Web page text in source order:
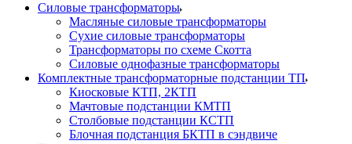
Силовые трансформаторы
Масляные силовые трансформаторы
Сухие силовые трансформаторы
Трансформаторы по схеме Скотта
Силовые однофазные трансформаторы
Комплектные трансформаторные подстанции ТП
Киосковые КТП, 2КТП
Мачтовые подстанции КМТП
Столбовые подстанции КСТП
Блочная подстанция БКТП в сэндвиче